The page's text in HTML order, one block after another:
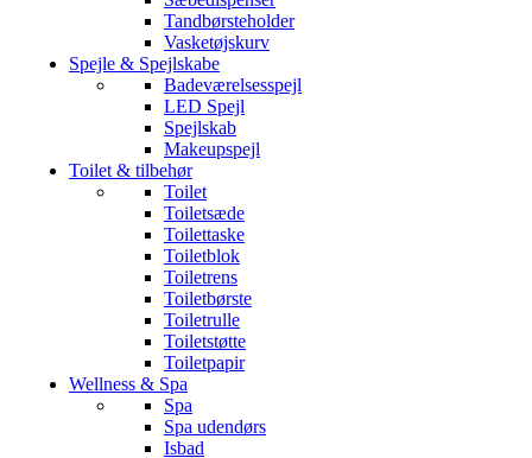
Tandbørsteholder
Vasketøjskurv
Spejle & Spejlskabe
Badeværelsesspejl
LED Spejl
Spejlskab
Makeupspejl
Toilet & tilbehør
Toilet
Toiletsæde
Toilettaske
Toiletblok
Toiletrens
Toiletbørste
Toiletrulle
Toiletstøtte
Toiletpapir
Wellness & Spa
Spa
Spa udendørs
Isbad